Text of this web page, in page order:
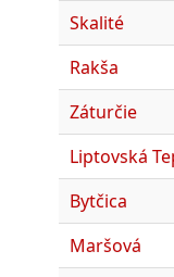
Skalité
Rakša
Záturčie
Liptovská
Bytčica
Maršová